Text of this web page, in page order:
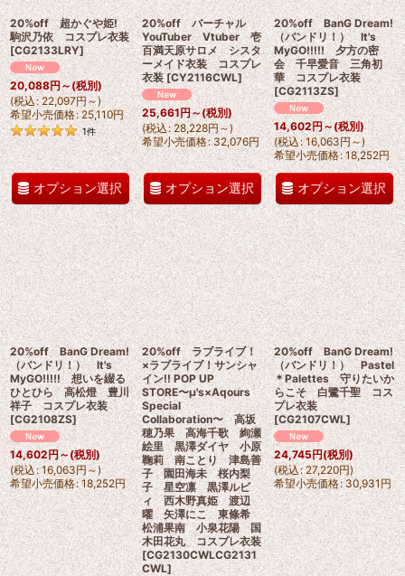
20%off 超かぐや姫!
駒沢乃依 コスプレ衣装
[CG2133LRY]
20,088円～ (税別)
(税込: 22,097円～)
希望小売価格: 25,110円
1件
オプション選択
20%off バーチャル
YouTuber Vtuber 壱
百満天原サロメ シスタ
ーメイド衣装 コスプレ
衣装 [CY2116CWL]
25,661円～(税別)
(税込: 28,228円～)
希望小売価格: 32,076円
オプション選択
20%off BanG Dream!
（バンドリ！） It's
MyGO!!!!! 夕方の密
会 千早愛音 三角初
華 コスプレ衣装
[CG2113ZS]
14,602円～ (税別)
(税込: 16,063円～)
希望小売価格: 18,252円
オプション選択
20%off BanG Dream!
（バンドリ！） It's
MyGO!!!!! 想いを綴る
ひとひら 高松燈 豊川
祥子 コスプレ衣装
[CG2108ZS]
14,602円～(税別)
(税込: 16,063円～)
希望小売価格: 18,252円
20%off ラブライブ！
×ラブライブ！サンシャ
イン!! POP UP
STORE〜μ's×Aqours
Special
Collaboration〜 高坂
穂乃果 高海千歌 絢瀬
絵里 黒澤ダイヤ 小原
鞠莉 南ことり 津島善
子 園田海未 桜内梨
子 星空凛 黒澤ルビ
ィ 西木野真姫 渡辺
曜 矢澤にこ 東條希
松浦果南 小泉花陽 国
木田花丸 コスプレ衣装
[CG2130CWLCG2131
CWL]
20%off BanG Dream!
（バンドリ！） Pastel
＊Palettes 守りたいか
らこそ 白鷺千聖 コス
プレ衣装
[CG2107CWL]
24,745円(税別)
(税込: 27,220円)
希望小売価格: 30,931円